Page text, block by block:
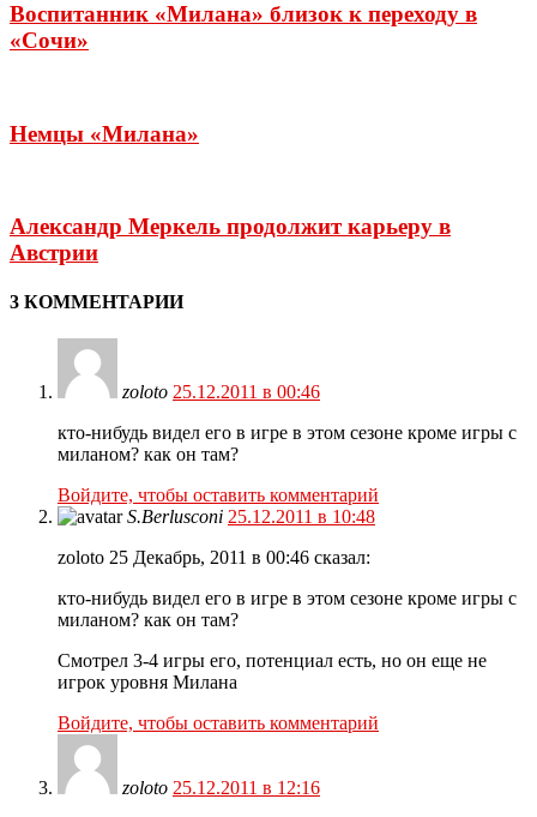
Воспитанник «Милана» близок к переходу в
«Сочи»
Немцы «Милана»
Александр Меркель продолжит карьеру в
Австрии
3 КОММЕНТАРИИ
zoloto 25.12.2011 в 00:46
кто-нибудь видел его в игре в этом сезоне кроме игры с
миланом? как он там?
Войдите, чтобы оставить комментарий
S.Berlusconi 25.12.2011 в 10:48
zoloto 25 Декабрь, 2011 в 00:46 сказал:
кто-нибудь видел его в игре в этом сезоне кроме игры с
миланом? как он там?
Смотрел 3-4 игры его, потенциал есть, но он еще не
игрок уровня Милана
Войдите, чтобы оставить комментарий
zoloto 25.12.2011 в 12:16